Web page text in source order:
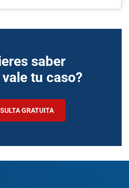
saber
tu caso?
GRATUITA